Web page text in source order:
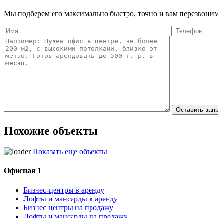
Мы подберем его максимально быстро, точно и вам
Похожие объекты
Показать еще объекты
Офисная 1
Бизнес-центры в аренду
Лофты и мансарды в аренду
Бизнес центры на продажу
Лофты и мансарды на продажу